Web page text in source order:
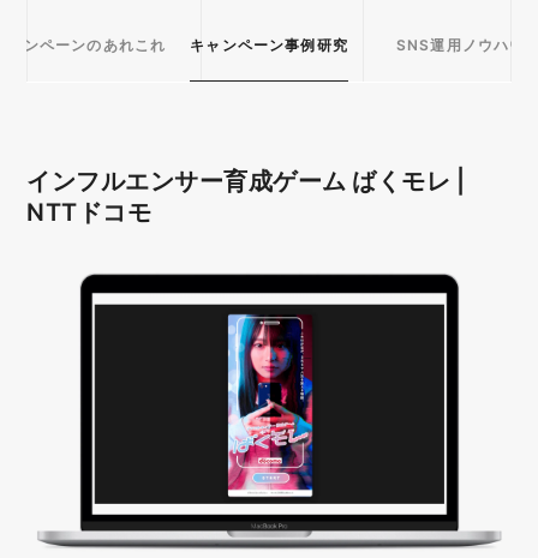
ャンペーンのあれこれ キャンペーン事例研究 SNS運用ノウハウ
インフルエンサー育成ゲーム ばくモレ |
NTTドコモ